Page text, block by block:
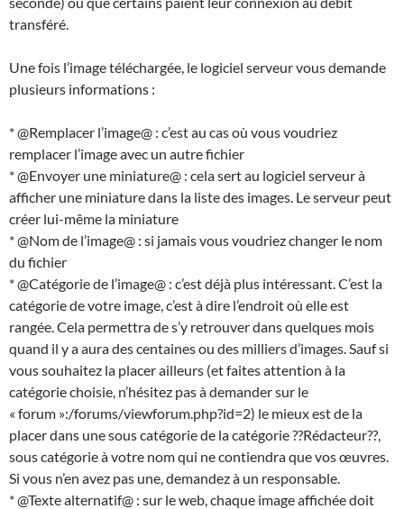
transféré.
Une fois l’image téléchargée, le logiciel serveur vous demande
plusieurs informations :
* @Remplacer l’image@ : c’est au cas où vous voudriez
remplacer l’image avec un autre fichier
* @Envoyer une miniature@ : cela sert au logiciel serveur à
afficher une miniature dans la liste des images. Le serveur peut
créer lui-même la miniature
* @Nom de l’image@ : si jamais vous voudriez changer le nom
du fichier
* @Catégorie de l’image@ : c’est déjà plus intéressant. C’est la
catégorie de votre image, c’est à dire l’endroit où elle est
rangée. Cela permettra de s’y retrouver dans quelques mois
quand il y a aura des centaines ou des milliers d’images. Sauf si
vous souhaitez la placer ailleurs (et faites attention à la
catégorie choisie, n’hésitez pas à demander sur le
« forum »:/forums/viewforum.php?id=2) le mieux est de la
placer dans une sous catégorie de la catégorie ??Rédacteur??,
sous catégorie à votre nom qui ne contiendra que vos œuvres.
Si vous n’en avez pas une, demandez à un responsable.
* @Texte alternatif@ : sur le web, chaque image affichée doit